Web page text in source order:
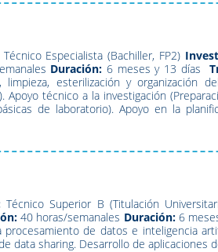
Técnico Especialista (Bachiller, FP2)
Duración: 6 meses y 13 días
limpieza, esterilización y organización
Apoyo técnico a la investigación
de laboratorio). Apoyo en la
Técnico Superior B (Titulación
40 horas/semanales Duración: 6
de datos e inteligencia
data sharing. Desarrollo de aplicaciones